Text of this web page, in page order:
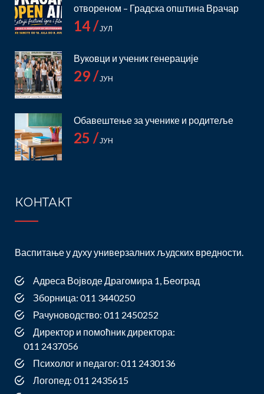
отвореном – Градска општина Врачар
14 /ЈУЛ
Вуковци и ученик генерације
29 /ЈУН
Обавештење за ученике и родитеље
25 /ЈУН
КОНТАКТ
Васпитање у духу универзалних људских вредности.
Адреса Војводе Драгомира 1, Београд
Зборница: 011 3440250
Рачуноводство: 011 2450252
Директор и помоћник директора:
011 2437056
Психолог и педагог: 011 2430136
Логопед: 011 2435615